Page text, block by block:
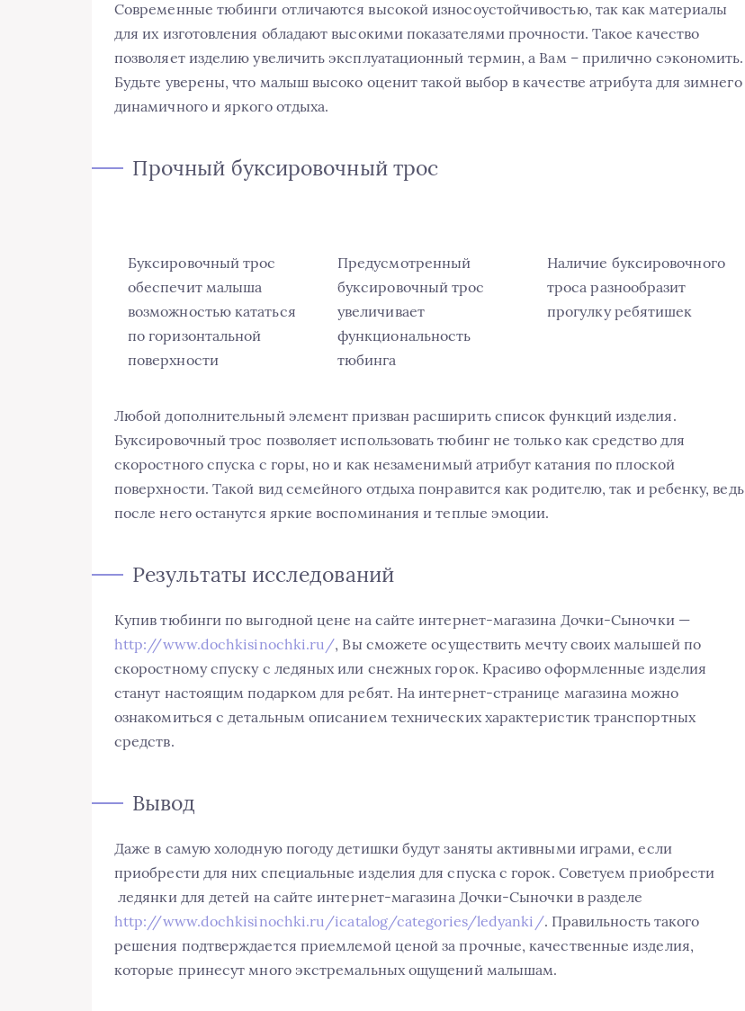
Современные тюбинги отличаются высокой износоустойчивостью, так как материалы
для их изготовления обладают высокими показателями прочности. Такое качество
позволяет изделию увеличить эксплуатационный термин, а Вам – прилично сэкономить.
Будьте уверены, что малыш высоко оценит такой выбор в качестве атрибута для зимнего
динамичного и яркого отдыха.
Прочный буксировочный трос
Буксировочный трос
обеспечит малыша
возможностью кататься
по горизонтальной
поверхности
Предусмотренный
буксировочный трос
увеличивает
функциональность
тюбинга
Наличие буксировочного
троса разнообразит
прогулку ребятишек
Любой дополнительный элемент призван расширить список функций изделия.
Буксировочный трос позволяет использовать тюбинг не только как средство для
скоростного спуска с горы, но и как незаменимый атрибут катания по плоской
поверхности. Такой вид семейного отдыха понравится как родителю, так и ребенку, ведь
после него останутся яркие воспоминания и теплые эмоции.
Результаты исследований
Купив тюбинги по выгодной цене на сайте интернет-магазина Дочки-Сыночки —
http://www.dochkisinochki.ru/, Вы сможете осуществить мечту своих малышей по
скоростному спуску с ледяных или снежных горок. Красиво оформленные изделия
станут настоящим подарком для ребят. На интернет-странице магазина можно
ознакомиться с детальным описанием технических характеристик транспортных
средств.
Вывод
Даже в самую холодную погоду детишки будут заняты активными играми, если
приобрести для них специальные изделия для спуска с горок. Советуем приобрести
ледянки для детей на сайте интернет-магазина Дочки-Сыночки в разделе
http://www.dochkisinochki.ru/icatalog/categories/ledyanki/. Правильность такого
решения подтверждается приемлемой ценой за прочные, качественные изделия,
которые принесут много экстремальных ощущений малышам.